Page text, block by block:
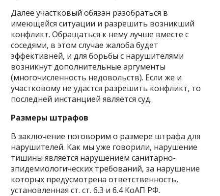
Далее участковый обязан разобраться в
имеющейся ситуации и разрешить возникший
конфликт. Обращаться к нему лучше вместе с
соседями, в этом случае жалоба будет
эффективней, и для борьбы с нарушителями
возникнут дополнительные аргументы
(многочисленность недовольств). Если же и
участковому не удастся разрешить конфликт, то
последней инстанцией является суд.
Размеры штрафов
В заключение поговорим о размере штрафа для
нарушителей. Как мы уже говорили, нарушение
тишины является нарушением санитарно-
эпидемиологических требований, за нарушение
которых предусмотрена ответственность,
установленная ст. ст. 6.3 и 6.4 КоАП РФ.